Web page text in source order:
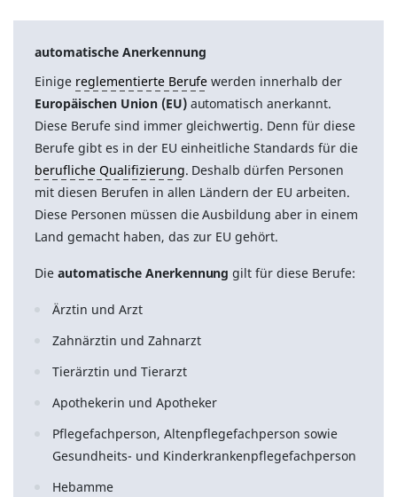
automatische Anerkennung
Einige reglementierte Berufe werden innerhalb der
Europäischen Union (EU) automatisch anerkannt.
Diese Berufe sind immer gleichwertig. Denn für diese
Berufe gibt es in der EU einheitliche Standards für die
berufliche Qualifizierung. Deshalb dürfen Personen
mit diesen Berufen in allen Ländern der EU arbeiten.
Diese Personen müssen die Ausbildung aber in einem
Land gemacht haben, das zur EU gehört.
Die automatische Anerkennunggilt für diese Berufe:
Ärztin und Arzt
Zahnärztin und Zahnarzt
Tierärztin und Tierarzt
Apothekerin und Apotheker
Pflegefachperson, Altenpflegefachperson sowie
Gesundheits- und Kinderkrankenpflegefachperson
Hebamme